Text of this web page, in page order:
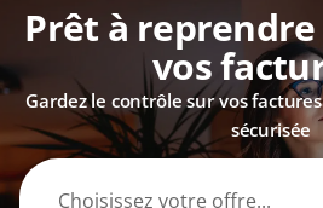
Prêt à
vos
Gardez le contrôle sur vos
sécurisée